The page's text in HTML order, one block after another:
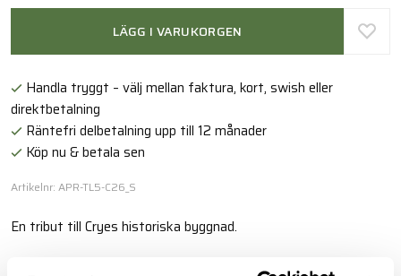
LÄGG I VARUKORGEN
Handla tryggt – välj mellan faktura, kort, swish eller
direktbetalning
Räntefri delbetalning upp till 12 månader
Köp nu & betala sen
Artikelnr: APR-TL5-C26_S
En tribut till Cryes historiska byggnad.